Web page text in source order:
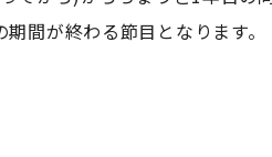
間が終わる節目となります